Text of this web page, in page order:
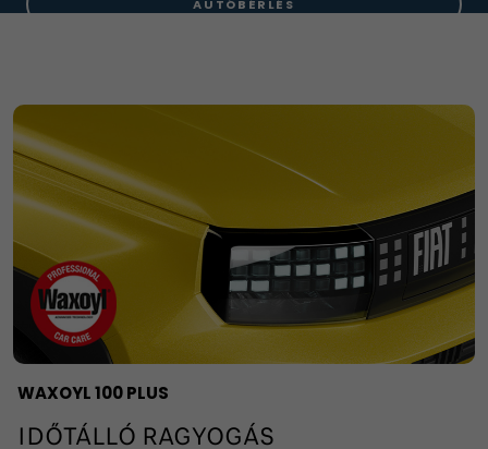
AUTÓBÉRLÉS
WAXOYL 100 PLUS
IDŐTÁLLÓ RAGYOGÁS